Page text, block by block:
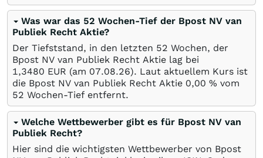
Was war das 52 Wochen-Tief der Bpost NV van
Publiek Recht Aktie?
Der Tiefststand, in den letzten 52 Wochen, der
Bpost NV van Publiek Recht Aktie lag bei
1,3480 EUR (am 07.08.26). Laut aktuellem Kurs ist
die Bpost NV van Publiek Recht Aktie 0,00 % vom
52 Wochen-Tief entfernt.
Welche Wettbewerber gibt es für Bpost NV van
Publiek Recht?
Hier sind die wichtigsten Wettbewerber von Bpost